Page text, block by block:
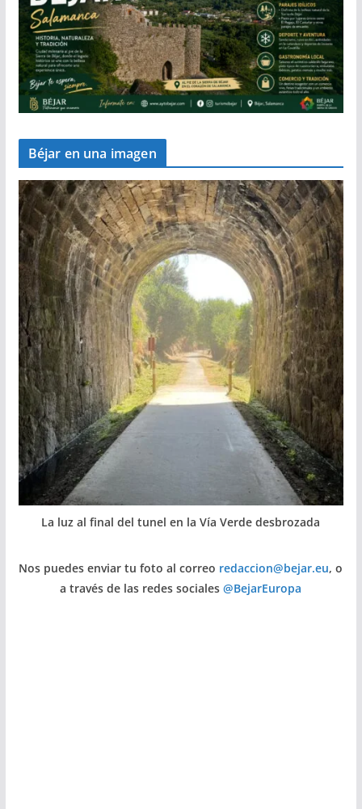
Béjar en una imagen
La luz al final del tunel en la Vía Verde desbrozada
Nos puedes enviar tu foto al correo redaccion@bejar.eu, o
a través de las redes sociales@BejarEuropa